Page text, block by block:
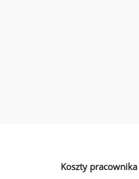
Koszty